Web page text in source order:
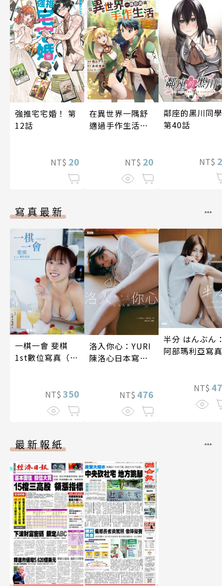
強推宅宅婚！ 第
12話
NT$ 20
在異世界一隅舒
適過手作生活～
NT$ 20
鄰座的黑川同學
第40話
NT$
寫真最新
一棋一會 斐棋
1st數位寫真（含
NT$ 350
洛入你心：YURI
陳洛心日本寫真
NT$ 476
半分 はんぶん
阿部瑪利亞寫真
NT$
最新報紙